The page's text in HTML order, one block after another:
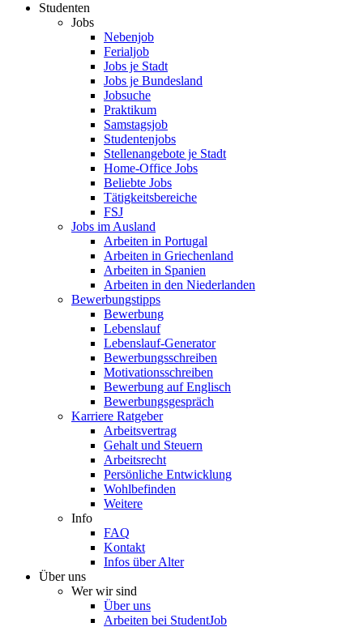
Studenten
Jobs
Nebenjob
Ferialjob
Jobs je Stadt
Jobs je Bundesland
Jobsuche
Praktikum
Samstagsjob
Studentenjobs
Stellenangebote je Stadt
Home-Office Jobs
Beliebte Jobs
Tätigkeitsbereiche
FSJ
Jobs im Ausland
Arbeiten in Portugal
Arbeiten in Griechenland
Arbeiten in Spanien
Arbeiten in den Niederlanden
Bewerbungstipps
Bewerbung
Lebenslauf
Lebenslauf-Generator
Bewerbungsschreiben
Motivationsschreiben
Bewerbung auf Englisch
Bewerbungsgespräch
Karriere Ratgeber
Arbeitsvertrag
Gehalt und Steuern
Arbeitsrecht
Persönliche Entwicklung
Wohlbefinden
Weitere
Info
FAQ
Kontakt
Infos über Alter
Über uns
Wer wir sind
Über uns
Arbeiten bei StudentJob